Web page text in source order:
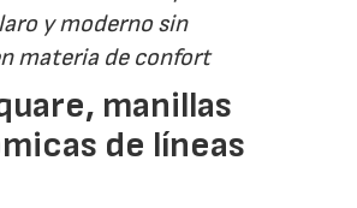
y moderno sin
materia de confort
manillas
de líneas